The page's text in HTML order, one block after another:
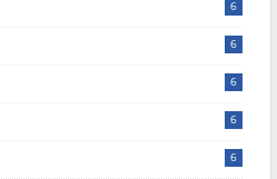
6
6
6
6
6